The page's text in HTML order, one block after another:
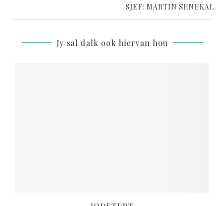
SJEF: MARTIN SENEKAL
Jy sal dalk ook hiervan hou